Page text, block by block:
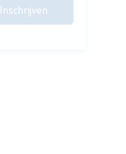
Inschrijven